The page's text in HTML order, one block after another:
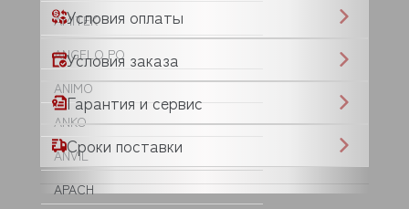
AMITEK
ANGELO PO
ANIMO
ANKO
ANVIL
APACH
Условия оплаты
Условия заказа
Гарантия и сервис
Сроки поставки